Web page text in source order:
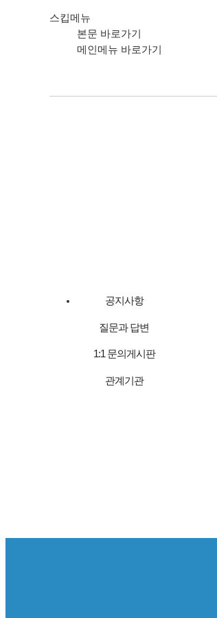
스킵메뉴
본문 바로가기
메인메뉴 바로가기
공지사항
질문과 답변
1:1 문의게시판
관계기관
1:1 문의 게시판